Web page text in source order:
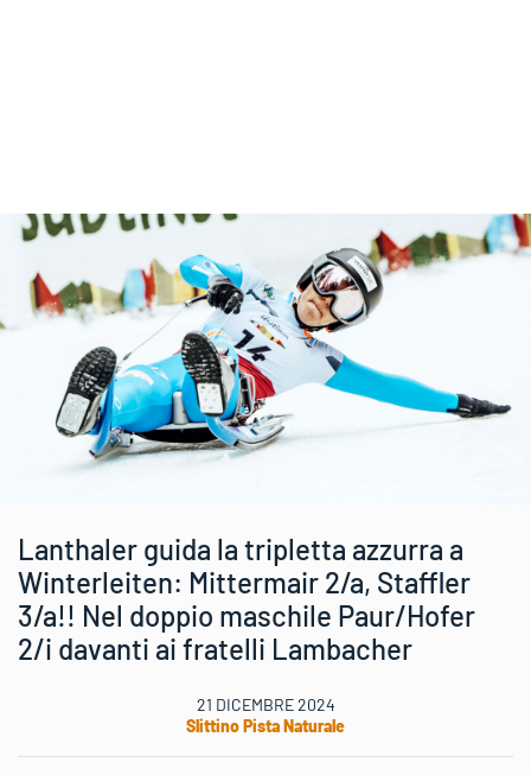
Lanthaler guida la tripletta azzurra a
Winterleiten: Mittermair 2/a, Staffler
3/a!! Nel doppio maschile Paur/Hofer
2/i davanti ai fratelli Lambacher
21 DICEMBRE 2024
Slittino Pista Naturale